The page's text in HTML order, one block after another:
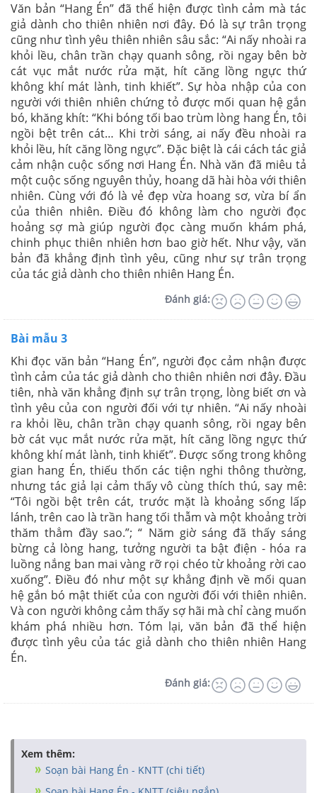
Văn bản “Hang Én” đã thể hiện được tình cảm mà tác
giả dành cho thiên nhiên nơi đây. Đó là sự trân trọng
cũng như tình yêu thiên nhiên sâu sắc: “Ai nấy nhoài ra
khỏi lều, chân trần chạy quanh sông, rồi ngay bên bờ
cát vục mắt nước rửa mặt, hít căng lồng ngực thứ
không khí mát lành, tinh khiết”. Sự hòa nhập của con
người với thiên nhiên chứng tỏ được mối quan hệ gắn
bó, khăng khít: “Khi bóng tối bao trùm lòng hang Én, tôi
ngồi bệt trên cát… Khi trời sáng, ai nấy đều nhoài ra
khỏi lều, hít căng lồng ngực”. Đặc biệt là cái cách tác giả
cảm nhận cuộc sống nơi Hang Én. Nhà văn đã miêu tả
một cuộc sống nguyên thủy, hoang dã hài hòa với thiên
nhiên. Cùng với đó là vẻ đẹp vừa hoang sơ, vừa bí ẩn
của thiên nhiên. Điều đó không làm cho người đọc
hoảng sợ mà giúp người đọc càng muốn khám phá,
chinh phục thiên nhiên hơn bao giờ hết. Như vậy, văn
bản đã khẳng định tình yêu, cũng như sự trân trọng
của tác giả dành cho thiên nhiên Hang Én.
Đánh giá:
Bài mẫu 3
Khi đọc văn bản “Hang Én”, người đọc cảm nhận được
tình cảm của tác giả dành cho thiên nhiên nơi đây. Đầu
tiên, nhà văn khẳng định sự trân trọng, lòng biết ơn và
tình yêu của con người đối với tự nhiên. “Ai nấy nhoài
ra khỏi lều, chân trần chạy quanh sông, rồi ngay bên
bờ cát vục mắt nước rửa mặt, hít căng lồng ngực thứ
không khí mát lành, tinh khiết”. Được sống trong không
gian hang Én, thiếu thốn các tiện nghi thông thường,
nhưng tác giả lại cảm thấy vô cùng thích thú, say mê:
“Tôi ngồi bệt trên cát, trước mặt là khoảng sống lấp
lánh, trên cao là trần hang tối thẫm và một khoảng trời
thăm thẳm đầy sao.”; “ Năm giờ sáng đã thấy sáng
bừng cả lòng hang, tưởng người ta bật điện - hóa ra
luồng nắng ban mai vàng rỡ rọi chéo từ khoảng rời cao
xuống”. Điều đó như một sự khẳng định về mối quan
hệ gắn bó mật thiết của con người đối với thiên nhiên.
Và con người không cảm thấy sợ hãi mà chỉ càng muốn
khám phá nhiều hơn. Tóm lại, văn bản đã thể hiện
được tình yêu của tác giả dành cho thiên nhiên Hang
Én.
Đánh giá:
Xem thêm:
Soạn bài Hang Én - KNTT (chi tiết)